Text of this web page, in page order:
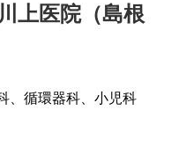
上医院（島根
、循環器科、小児科